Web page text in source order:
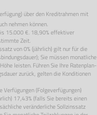
über den Kreditrahmen mit
nehmen können.
15.000 €. 18,90% effektiver
Zeit.
von0%(jährlich) gilt nur für die
Sie müssen monatliche
leisten. Führen Sie Ihre Ratenplan-
zurück, gelten die Konditionen
Verfügungen (Folgeverfügungen)
17,43% (falls Sie bereits einen
veränderliche Sollzinssatz